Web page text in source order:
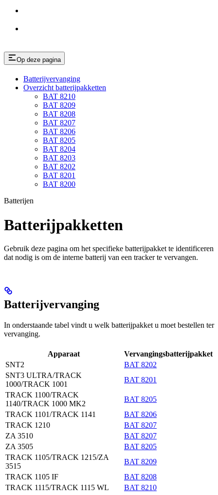
Op deze pagina
Batterijvervanging
Overzicht batterijpakketten
BAT 8210
BAT 8209
BAT 8208
BAT 8207
BAT 8206
BAT 8205
BAT 8204
BAT 8203
BAT 8202
BAT 8201
BAT 8200
Batterijen
Batterijpakketten
Gebruik deze pagina om het specifieke batterijpakket te identificeren
dat nodig is om de interne batterij van een tracker te vervangen.
Batterijvervanging
In onderstaande tabel vindt u welk batterijpakket u moet bestellen ter
vervanging.
Apparaat
Vervangingsbatterijpakket
SNT2
BAT 8202
SNT3 ULTRA/TRACK
1000/TRACK 1001
BAT 8201
TRACK 1100/TRACK
1140/TRACK 1000 MK2
BAT 8205
TRACK 1101/TRACK 1141
BAT 8206
TRACK 1210
BAT 8207
ZA 3510
BAT 8207
ZA 3505
BAT 8205
TRACK 1105/TRACK 1215/ZA
3515
BAT 8209
TRACK 1105 IF
BAT 8208
TRACK 1115/TRACK 1115 WL
BAT 8210